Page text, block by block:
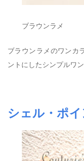
ブラウンラメ
ブラウンラメのワンカ
ントにしたシンプルワ
シェル・ポ